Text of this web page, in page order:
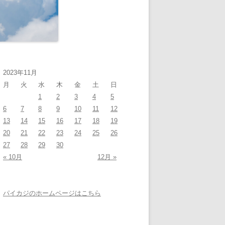
2023年11月
月
火 水 木 金 土
日
1
2 3 4
5
6
7 8 9 10 11
12
13
14 15 16 17 18
19
20
21 22 23 24 25
26
27
28 29
30
« 10月
12月 »
パイカジのホームページはこちら